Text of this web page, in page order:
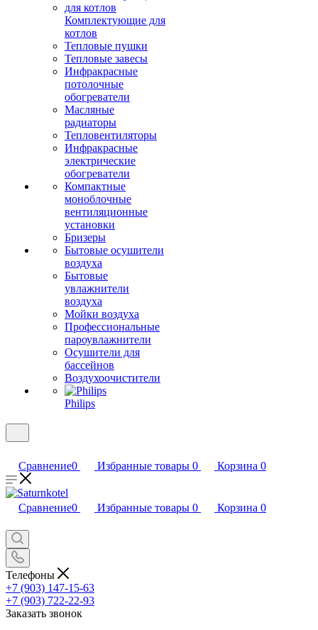
Комплектующие для
котлов
Тепловые пушки
Тепловые завесы
Инфракрасные
потолочные
обогреватели
Масляные
радиаторы
Тепловентиляторы
Инфракрасные
электрические
обогреватели
Компактные
моноблочные
вентиляционные
установки
Бризеры
Бытовые осушители
воздуха
Бытовые
увлажнители
воздуха
Мойки воздуха
Профессиональные
пароувлажнители
Осушители для
бассейнов
Воздухоочистители
Philips
Сравнение0 Избранные товары 0 Корзина 0
Сравнение0 Избранные товары 0 Корзина 0
Телефоны
+7 (903) 147-15-63
+7 (903) 722-22-93
Заказать звонок